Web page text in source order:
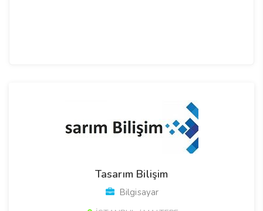
Tasarım Bilişim
Bilgisayar